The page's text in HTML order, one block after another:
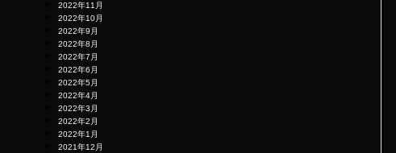
2022年11月
2022年10月
2022年9月
2022年8月
2022年7月
2022年6月
2022年5月
2022年4月
2022年3月
2022年2月
2022年1月
2021年12月